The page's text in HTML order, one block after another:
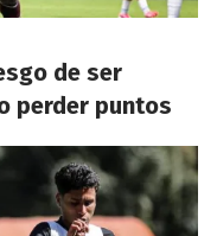
de ser
perder puntos